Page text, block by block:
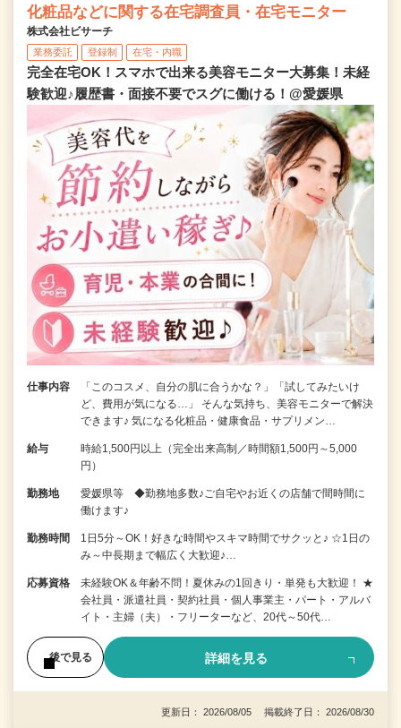
化粧品などに関する在宅調査員・在宅モニター
株式会社ビサーチ
業務委託 登録制 在宅・内職
完全在宅OK！スマホで出来る美容モニター大募集！未経
験歓迎♪履歴書・面接不要でスグに働ける！@愛媛県
仕事内容
「このコスメ、自分の肌に合うかな？」「試してみたいけ
ど、費用が気になる…」 そんな気持ち、美容モニターで解決
できます♪ 気になる化粧品・健康食品・サプリメン…
給与
時給1,500円以上（完全出来高制／時間額1,500円～5,000
円）
勤務地
愛媛県等 ◆勤務地多数♪ご自宅やお近くの店舗で間時間に
働けます♪
勤務時間
1日5分～OK！好きな時間やスキマ時間でサクッと♪ ☆1日の
み～中長期まで幅広く大歓迎♪…
応募資格
未経験OK＆年齢不問！夏休みの1回きり・単発も大歓迎！ ★
会社員・派遣社員・契約社員・個人事業主・パート・アルバ
イト・主婦（夫）・フリーターなど、20代～50代…
後で見る 詳細を見る
更新日： 2026/08/05 掲載終了日： 2026/08/30